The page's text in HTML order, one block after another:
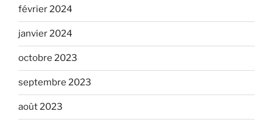
février 2024
janvier 2024
octobre 2023
septembre 2023
août 2023